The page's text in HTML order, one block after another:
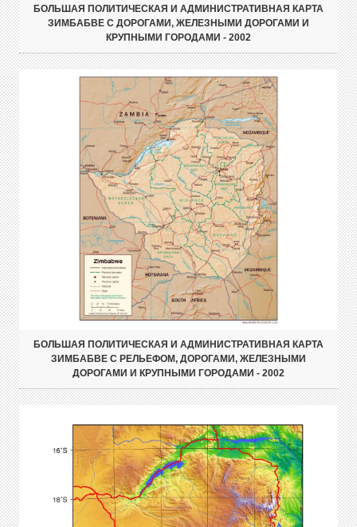
БОЛЬШАЯ ПОЛИТИЧЕСКАЯ И АДМИНИСТРАТИВНАЯ КАРТА
ЗИМБАБВЕ С ДОРОГАМИ, ЖЕЛЕЗНЫМИ ДОРОГАМИ И
КРУПНЫМИ ГОРОДАМИ - 2002
БОЛЬШАЯ ПОЛИТИЧЕСКАЯ И АДМИНИСТРАТИВНАЯ КАРТА
ЗИМБАБВЕ С РЕЛЬЕФОМ, ДОРОГАМИ, ЖЕЛЕЗНЫМИ
ДОРОГАМИ И КРУПНЫМИ ГОРОДАМИ - 2002